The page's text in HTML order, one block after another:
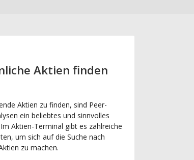
Aktien finden
Aktien zu finden, sind Peer-
ein beliebtes und sinnvolles
Aktien-Terminal gibt es zahlreiche
um sich auf die Suche nach
zu machen.